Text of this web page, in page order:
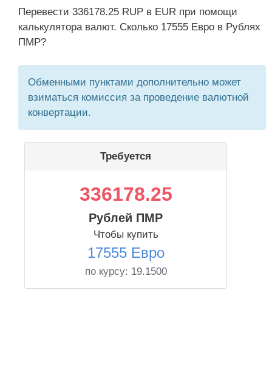
Перевести 336178.25 RUP в EUR при помощи
калькулятора валют. Сколько 17555 Евро в Рублях
ПМР?
Обменными пунктами дополнительно может
взиматься комиссия за проведение валютной
конвертации.
Требуется
336178.25
Рублей ПМР
Чтобы купить
17555 Евро
по курсу: 19.1500